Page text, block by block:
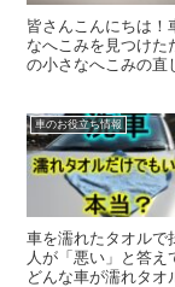
皆さんこんにちは！
なへこみを見つけた
の小さなへこみの直
車のお役立ち情報
車を濡れたタオルで
人が「悪い」と答
どんな車が濡れタオ